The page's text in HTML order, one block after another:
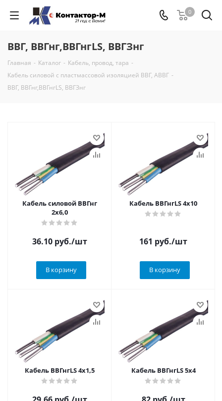
0
ВВГ, ВВГнг,ВВГнгLS, ВВГЗнг
Главная - Каталог - Кабель, провод, тара -
Кабель силовой с пластмассовой изоляцией ВВГ, АВВГ -
ВВГ, ВВГнг,ВВГнгLS, ВВГЗнг
Кабель силовой ВВГнг
2х6,0
36.10 руб./шт
В корзину
Кабель ВВГнгLS 4х10
161 руб./шт
В корзину
Кабель ВВГнгLS 4х1,5 Кабель ВВГнгLS 5х4